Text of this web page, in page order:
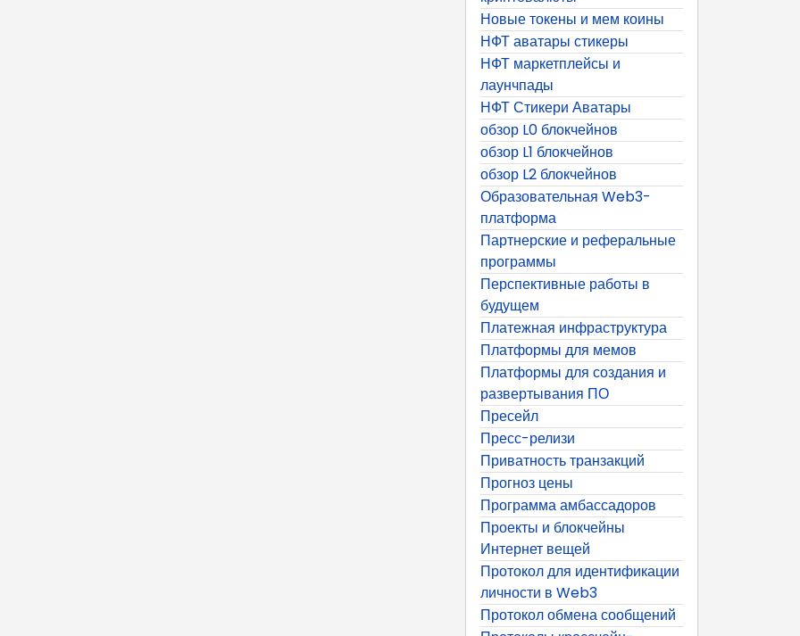
Новые токены и мем коины
НФТ аватары стикеры
НФТ маркетплейсы и
лаунчпады
НФТ Стикери Аватары
обзор L0 блокчейнов
обзор L1 блокчейнов
обзор L2 блокчейнов
Образовательная Web3-
платформа
Партнерские и реферальные
программы
Перспективные работы в
будущем
Платежная инфраструктура
Платформы для мемов
Платформы для создания и
развертывания ПО
Пресейл
Пресс-релизи
Приватность транзакций
Прогноз цены
Программа амбассадоров
Проекты и блокчейны
Интернет вещей
Протокол для идентификации
личности в Web3
Протокол обмена сообщений